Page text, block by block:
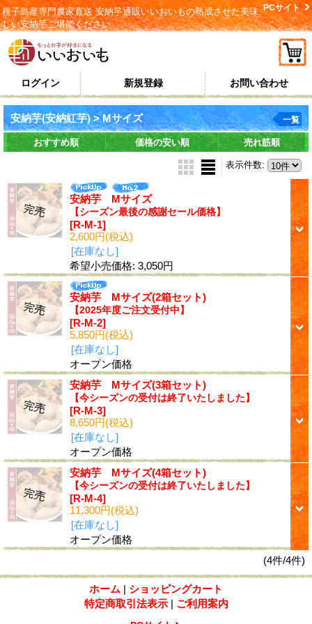
種子島産専門農家直送 安納芋通販いいおいもの熟成させた美味
しい安納芋ご堪能ください
PCサイト
ログイン 新規登録 お問い合わせ
安納芋(安納紅芋) > Mサイズ 一覧
おすすめ順 価格の安い順 売れ筋順
表示件数:
安納芋 Mサイズ
【シーズン最後の感謝セール価格】
[R-M-1]
2,600円(税込)
[在庫なし]
希望小売価格: 3,050円
安納芋 Mサイズ(2箱セット)
【2025年度ご注文受付中】
[R-M-2]
5,850円(税込)
[在庫なし]
オープン価格
安納芋 Mサイズ(3箱セット)
【今シーズンの受付は終了いたしました】
[R-M-3]
8,650円(税込)
[在庫なし]
オープン価格
安納芋 Mサイズ(4箱セット)
【今シーズンの受付は終了いたしました】
[R-M-4]
11,300円(税込)
[在庫なし]
オープン価格
(4件/4件)
ホーム | ショッピングカート
特定商取引法表示 | ご利用案内